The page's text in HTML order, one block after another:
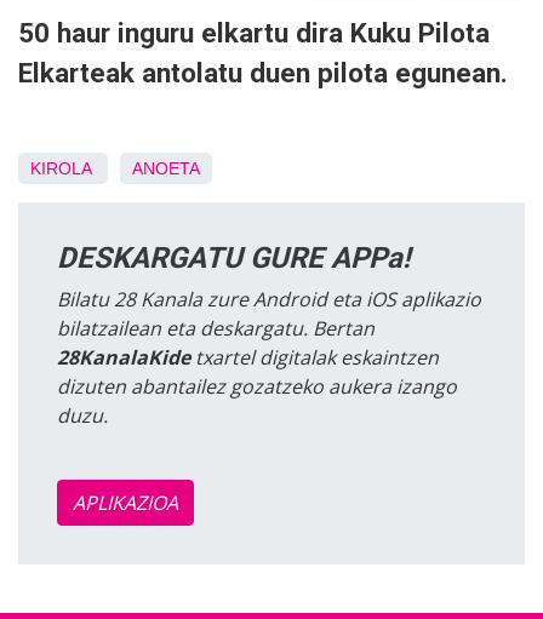
50 haur inguru elkartu dira Kuku Pilota
Elkarteak antolatu duen pilota egunean.
KIROLA ANOETA
DESKARGATU GURE APPa!
Bilatu 28 Kanala zure Android eta iOS aplikazio
bilatzailean eta deskargatu. Bertan
28KanalaKidetxartel digitalak eskaintzen
dizuten abantailez gozatzeko aukera izango
duzu.
APLIKAZIOA